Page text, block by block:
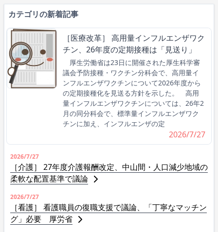
カテゴリの新着記事
［医療改革］ 高用量インフルエンザワク
チン、26年度の定期接種は「見送り」
厚生労働省は23日に開催された厚生科学審
議会予防接種・ワクチン分科会で、高用量イ
ンフルエンザワクチンについて2026年度から
の定期接種化を見送る方針を示した。 高用
量インフルエンザワクチンについては、26年2
月の同分科会で、標準量インフルエンザワク
チンに加え、インフルエンザの定
2026/7/27
2026/7/27
［介護］ 27年度介護報酬改定、中山間・人口減少地域の
柔軟な配置基準で議論
2026/7/27
［看護］ 看護職員の復職支援で議論、「丁寧なマッチン
グ」必要 厚労省